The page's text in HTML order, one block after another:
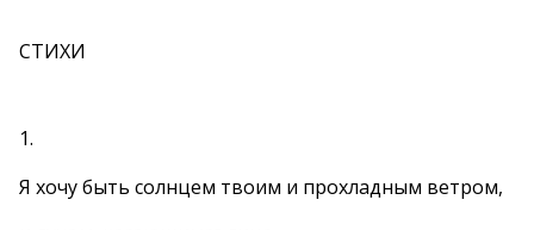
СТИХИ
1.
Я хочу быть солнцем твоим и прохладным ветром,